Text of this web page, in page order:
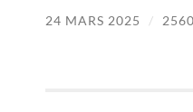
24 MARS 2025 / 2560